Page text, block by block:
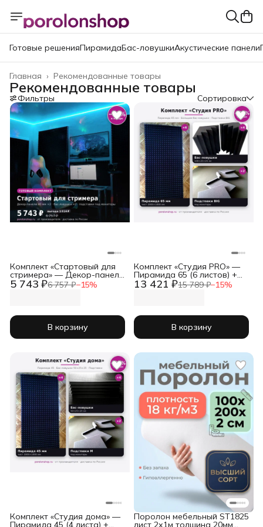
Готовые решенияПирамидаБас-ловушкиАкустические панели
Рекомендованные товары
Главная ›
Рекомендованные товары
Фильтры Сортировка
5 743 ₽6 757 ₽−15%
Комплект «Стартовый для
стримера» — Декор-панели
40 мм (2 листа) + бас-
ловушки (2 шт) + подставки
В корзину
13 421 ₽15 789 ₽−15%
Комплект «Студия PRO» —
Пирамида 65 (6 листов) +
большие бас-ловушки (4
шт) + подставки BIG
В корзину
Комплект «Студия дома» —
Пирамида 45 (4 листа) +
Поролон мебельный ST1825
лист 2х1м толщина 20мм